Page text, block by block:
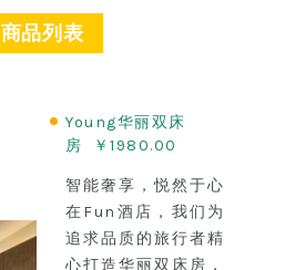
商品列表
Young华丽双床
房 ￥1980.00
智能奢享，悦然于心
在Fun酒店，我们为
追求品质的旅行者精
心打造华丽双床房，